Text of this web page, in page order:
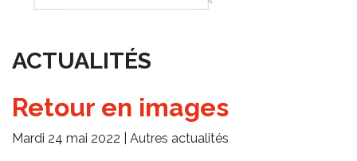
ACTUALITÉS
Retour en images
Mardi 24 mai 2022 | Autres actualités